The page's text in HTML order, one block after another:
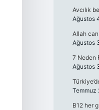
Avcılık
Ağustos
Allah
Ağustos
7 Neden
Ağustos
Temmuz
B12 her